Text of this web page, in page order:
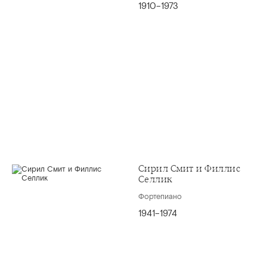
1910–1973
Сирил Смит и Филлис
Селлик
Фортепиано
1941–1974